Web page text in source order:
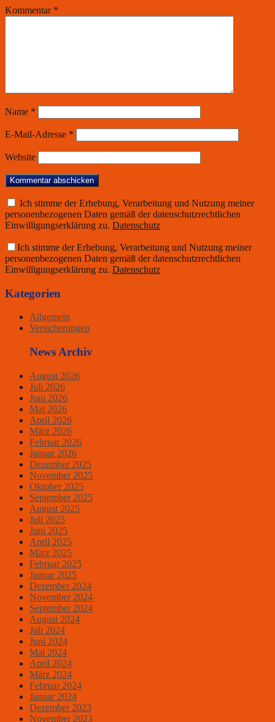
Kommentar *
Name *
E-Mail-Adresse *
Website
Ich stimme der Erhebung, Verarbeitung und Nutzung meiner
personenbezogenen Daten gemäß der datenschutzrechtlichen
Einwilligungserklärung zu. Datenschutz
Ich stimme der Erhebung, Verarbeitung und Nutzung meiner
personenbezogenen Daten gemäß der datenschutzrechtlichen
Einwilligungserklärung zu. Datenschutz
Kategorien
Allgemein
Versicherungen
News Archiv
August 2026
Juli 2026
Juni 2026
Mai 2026
April 2026
März 2026
Februar 2026
Januar 2026
Dezember 2025
November 2025
Oktober 2025
September 2025
August 2025
Juli 2025
Juni 2025
April 2025
März 2025
Februar 2025
Januar 2025
Dezember 2024
November 2024
September 2024
August 2024
Juli 2024
Juni 2024
Mai 2024
April 2024
März 2024
Februar 2024
Januar 2024
Dezember 2023
November 2023